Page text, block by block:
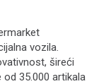
vozila.
šireći
35.000 artikala